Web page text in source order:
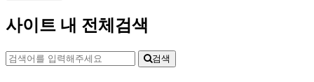
사이트 내 전체검색
검색